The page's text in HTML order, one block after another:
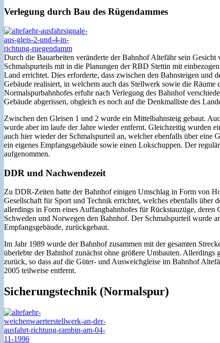
Verlegung durch Bau des Rügendammes
Durch die Bauarbeiten veränderte der Bahnhof Altefähr sein
Schmalspurteils mit in die Planungen der RBD Stettin mit
Land errichtet. Dies erforderte, dass zwischen den Bahnsteigen und
Gebäude realisiert, in welchem auch das Stellwerk sowie die Räume
Normalspurbahnhofes erfuhr nach Verlegung des Bahnhof
Gebäude abgerissen, obgleich es noch auf die Denkmalliste des
Zwischen den Gleisen 1 und 2 wurde ein Mittelbahnsteig gebaut.
wurde aber im laufe der Jahre wieder entfernt. Gleichzeitig wurden
auch hier wieder der Schmalspurteil an, welcher ebenfalls über
ein eigenes Empfangsgebäude sowie einen Lokschuppen. Der
aufgenommen.
DDR und Nachwendezeit
Zu DDR-Zeiten hatte der Bahnhof einigen Umschlag in Form von
Gesellschaft für Sport und Technik errichtet, welches ebenfalls
allerdings in Form eines Auffangbahnhofes für Rückstauzüge,
Schweden und Norwegen den Bahnhof. Der Schmalspurteil wurde
Empfangsgebäude, zurückgebaut.
Im Jahr 1989 wurde der Bahnhof zusammen mit der gesamten
überlebte der Bahnhof zunächst ohne größere Umbauten.
zurück, so dass auf die Güter- und Ausweichgleise im Bahnhof
2005 teilweise entfernt.
Sicherungstechnik (Normalspur)